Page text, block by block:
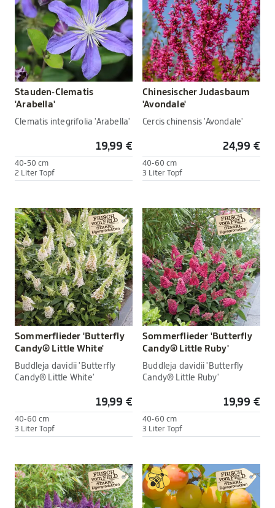
Stauden-Clematis
'Arabella'
Clematis integrifolia 'Arabella'
19,99 €
40-50 cm
2 Liter Topf
Chinesischer Judasbaum
'Avondale'
Cercis chinensis 'Avondale'
24,99 €
40-60 cm
3 Liter Topf
Sommerflieder 'Butterfly
Candy® Little White'
Buddleja davidii 'Butterfly
Candy® Little White'
19,99 €
40-60 cm
3 Liter Topf
Sommerflieder 'Butterfly
Candy® Little Ruby'
Buddleja davidii 'Butterfly
Candy® Little Ruby'
19,99 €
40-60 cm
3 Liter Topf